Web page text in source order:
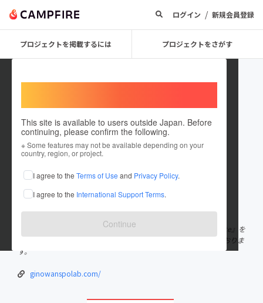
ログイン / 新規会員登録
プロジェクトを掲載するには プロジェクトをさがす
This site is available to users outside Japan. Before
continuing, please confirm the following.
※ Some features may not be available depending on your
country, region, or project.
I agree to the Terms of Use and Privacy Policy.
I agree to the International Support Terms.
Continue
Imanishi Hiroaki
これまでに6回支援して2件のプロジェクトを投稿しています
在住国：日本 現在地：沖縄県
出身国：日本 出身地：兵庫県
沖縄県で『宜野湾スポーツ接骨院』『株式会社sports medical gate』を
しております。 柔道整復師、柔道整復師専科教員として活動しておりま
す。
ginowanspolab.com/